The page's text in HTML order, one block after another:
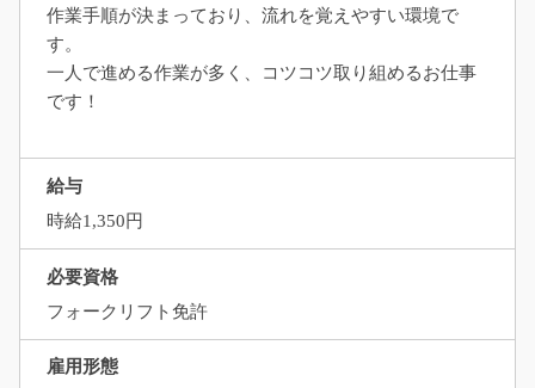
作業手順が決まっており、流れを覚えやすい環境で
す。
一人で進める作業が多く、コツコツ取り組めるお仕事
です！
給与
時給1,350円
必要資格
フォークリフト免許
雇用形態